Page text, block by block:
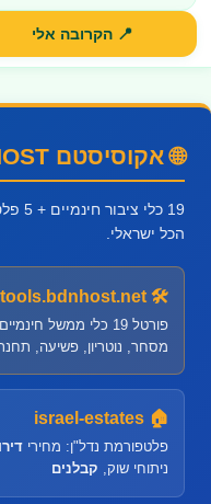
📍 הקרובה אלי
🌐 אקוסיסטם BDNHOST
הכל ישראלי.
🛠 tools.bdnhost.net
פורטל 19 כלי ממשל
מסחר, נוטריון, פשיעה,
🏠 israel-estates
פלטפורמת נדל"ן: מחירי
ניתוחי שוק, קבלנים